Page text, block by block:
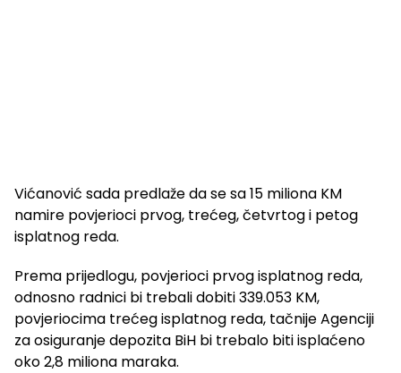
Vićanović sada predlaže da se sa 15 miliona KM
namire povjerioci prvog, trećeg, četvrtog i petog
isplatnog reda.
Prema prijedlogu, povjerioci prvog isplatnog reda,
odnosno radnici bi trebali dobiti 339.053 KM,
povjeriocima trećeg isplatnog reda, tačnije Agenciji
za osiguranje depozita BiH bi trebalo biti isplaćeno
oko 2,8 miliona maraka.